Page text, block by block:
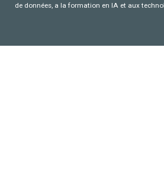
de données, a la formation en IA et aux